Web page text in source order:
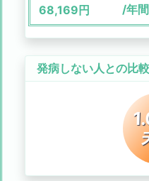
68,169円 /年間
発病しない人との比較